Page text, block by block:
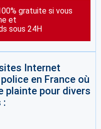
gratuite si vous
et
sous 24H
Internet
en France où
plainte pour divers
: